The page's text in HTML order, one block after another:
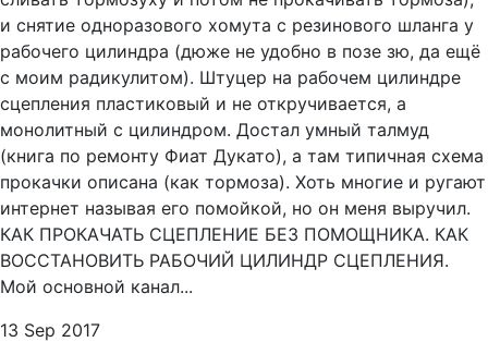
и снятие одноразового хомута с резинового шланга у
рабочего цилиндра (дюже не удобно в позе зю, да ещё
с моим радикулитом). Штуцер на рабочем цилиндре
сцепления пластиковый и не откручивается, а
монолитный с цилиндром. Достал умный талмуд
(книга по ремонту Фиат Дукато), а там типичная схема
прокачки описана (как тормоза). Хоть многие и ругают
интернет называя его помойкой, но он меня выручил.
КАК ПРОКАЧАТЬ СЦЕПЛЕНИЕ БЕЗ ПОМОЩНИКА. КАК
ВОССТАНОВИТЬ РАБОЧИЙ ЦИЛИНДР СЦЕПЛЕНИЯ.
Мой основной канал...
13 Sep 2017